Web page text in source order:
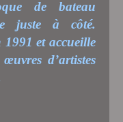
de bateau
juste à côté.
1991 et accueille
d’artistes